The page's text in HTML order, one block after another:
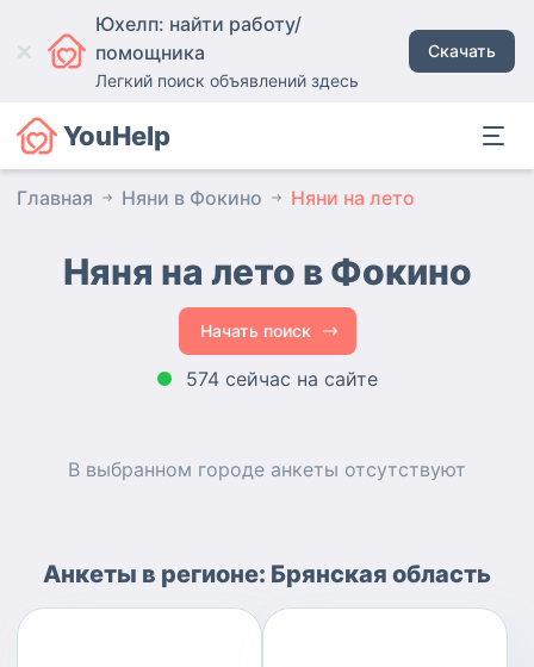
Юхелп: найти работу/
помощника
Легкий поиск объявлений здесь
Скачать
YouHelp
Главная Няни в Фокино Няни на лето
Няня на лето в Фокино
Начать поиск
574 сейчас на сайте
В выбранном городе анкеты отсутствуют
Анкеты в регионе: Брянская область